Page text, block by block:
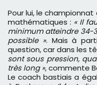
Pour lui, le
mathématiques : « Il
minimum atteindre 34-
possible ». Mais à
question, car dans les
sont sous pression,
très long », commente
Le coach bastiais a